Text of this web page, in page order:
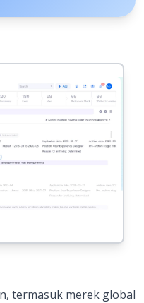
termasuk merek global